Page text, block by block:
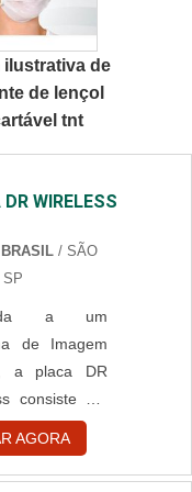
hospitalar
e campo
é touca
pacote
unidades,
Best Fabril
COM 100
Best
objetiva seus
em criar
cliente
ilustrativa de
de lençol
tnt
WIRELESS
/ SÃO
SP
a um
de Imagem
a placa DR
consiste em
peças mais
e
a
AGORA